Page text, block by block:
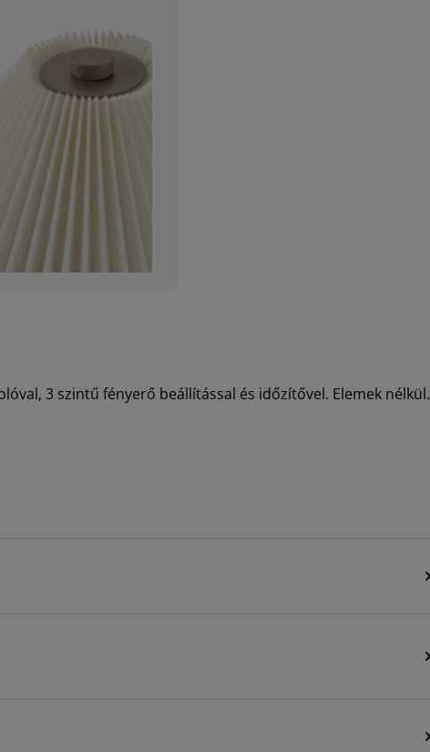
3 szintű fényerő beállítással és időzítővel. Elemek nélkül.